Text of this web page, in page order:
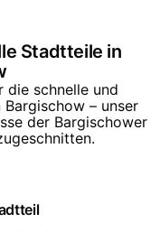
Stadtteile in
die schnelle und
– unser
der Bargischower